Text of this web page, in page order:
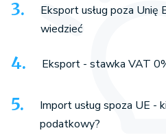
Eksport usług poza Unię
wiedzieć
Eksport - stawka VAT
Import usług spoza UE -
podatkowy?